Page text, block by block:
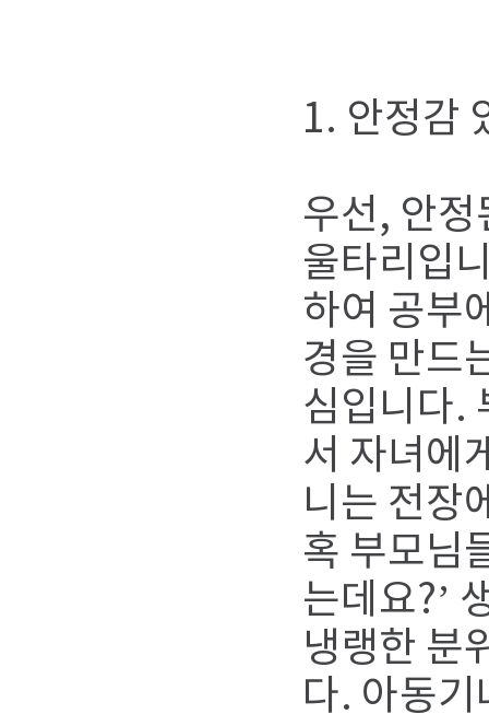
1. 안정감
우선, 안
울타리입
하여 공부
경을 만드
심입니다.
서 자녀에
니는 전장
혹 부모님
는데요?’
냉랭한 분
다. 아동